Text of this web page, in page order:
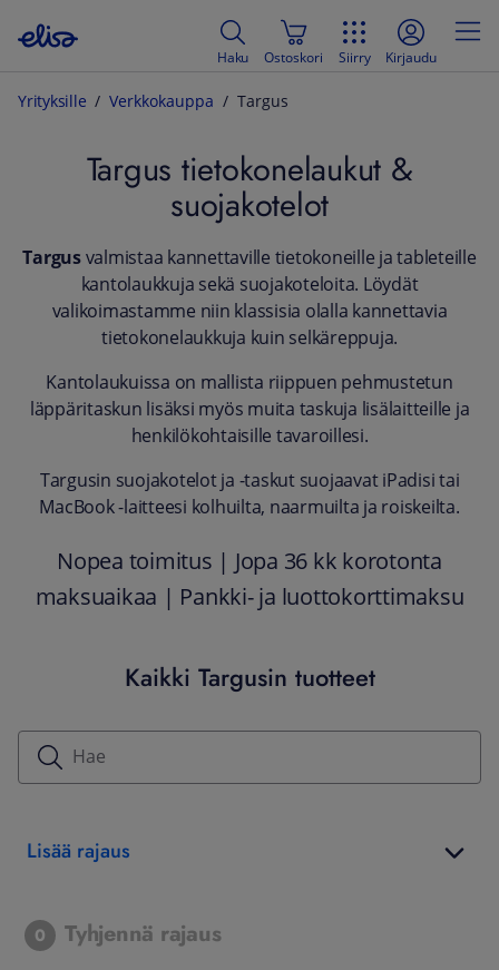
Haku Ostoskori Siirry Kirjaudu
Yrityksille Verkkokauppa Targus
Targus tietokonelaukut &
suojakotelot
Targusvalmistaa kannettaville tietokoneille ja tableteille
kantolaukkuja sekä suojakoteloita. Löydät
valikoimastamme niin klassisia olalla kannettavia
tietokonelaukkuja kuin selkäreppuja.
Kantolaukuissa on mallista riippuen pehmustetun
läppäritaskun lisäksi myös muita taskuja lisälaitteille ja
henkilökohtaisille tavaroillesi.
Targusin suojakotelot ja -taskut suojaavat iPadisi tai
MacBook -laitteesi kolhuilta, naarmuilta ja roiskeilta.
Nopea toimitus | Jopa 36 kk korotonta
maksuaikaa | Pankki- ja luottokorttimaksu
Kaikki Targusin tuotteet
Lisää rajaus
0 Tyhjennä rajaus